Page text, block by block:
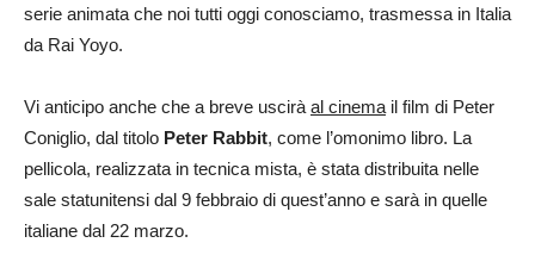
serie animata che noi tutti oggi conosciamo, trasmessa in Italia
da Rai Yoyo.
Vi anticipo anche che a breve uscirà al cinema il film di Peter
Coniglio, dal titolo Peter Rabbit, come l’omonimo libro. La
pellicola, realizzata in tecnica mista, è stata distribuita nelle
sale statunitensi dal 9 febbraio di quest’anno e sarà in quelle
italiane dal 22 marzo.